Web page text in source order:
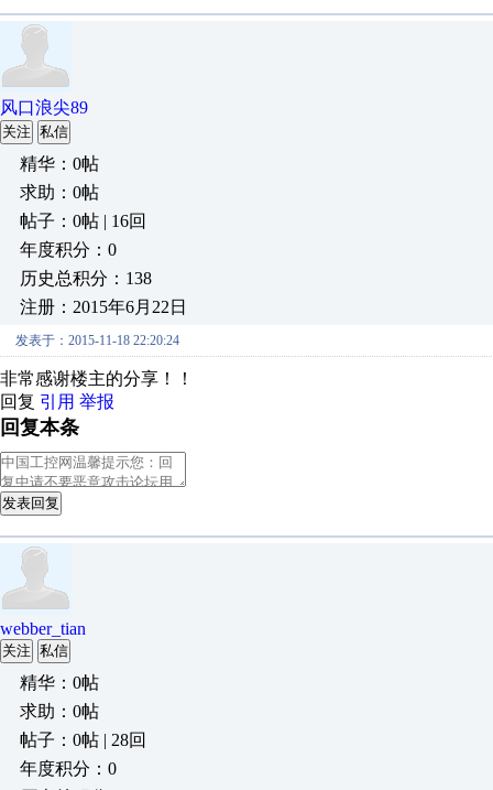
风口浪尖89
关注 私信
精华：0帖
求助：0帖
帖子：0帖 | 16回
年度积分：0
历史总积分：138
注册：2015年6月22日
发表于：2015-11-18 22:20:24
非常感谢楼主的分享！！
回复 引用 举报
回复本条
发表回复
webber_tian
关注 私信
精华：0帖
求助：0帖
帖子：0帖 | 28回
年度积分：0